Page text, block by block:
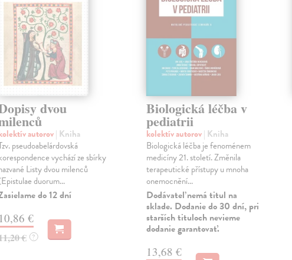
dvou
autorov| Kniha
pseudoabelárdovská
vychází ze sbírky
Listy dvou milenců
duorum...
do 12 dní
10,86 €
€ ?
Biologická léčba v
pediatrii
kolektív autorov| Kniha
Biologická léčba je fenoménem
medicíny 21. století. Změnila
terapeutické přístupy u mnoha
onemocnění...
Dodávateľ nemá titul na
sklade. Dodanie do 30 dní, pri
starších tituloch nevieme
dodanie garantovať.
13,68 €